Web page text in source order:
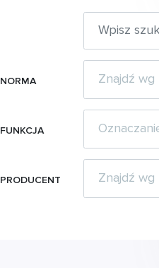
NORMA
FUNKCJA
PRODUCENT